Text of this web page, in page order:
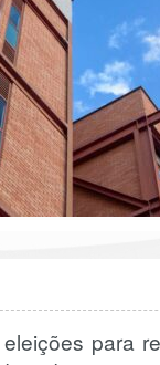
para